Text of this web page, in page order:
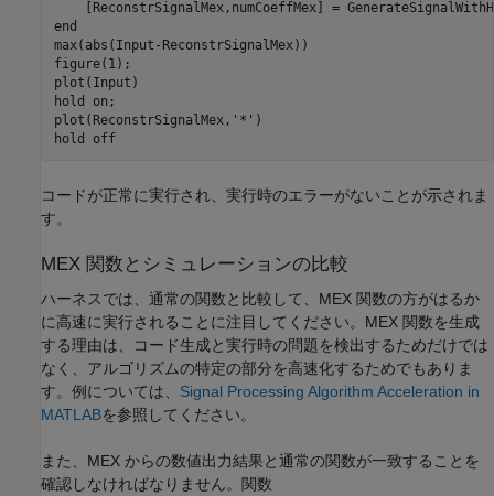
end
max(abs(Input-ReconstrSignalMex))
figure(1);
plot(Input)
hold
on ;
plot(ReconstrSignalMex, '*' )
hold
off
コードが正常に実行され、実行時のエラーがないことが示されま
す。
MEX 関数とシミュレーションの比較
ハーネスでは、通常の関数と比較して、MEX 関数の方がはるか
に高速に実行されることに注目してください。MEX 関数を生成
する理由は、コード生成と実行時の問題を検出するためだけでは
なく、アルゴリズムの特定の部分を高速化するためでもありま
す。例については、 Signal Processing Algorithm Acceleration in
MATLABを参照してください。
また、MEX からの数値出力結果と通常の関数が一致することを
確認しなければなりません。関数